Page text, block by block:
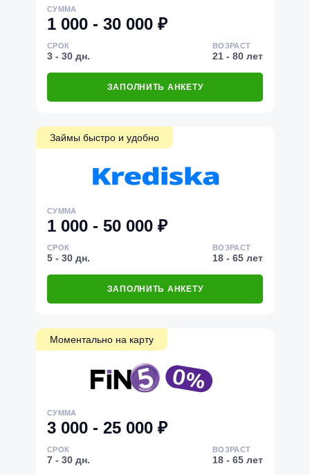
СУММА
1 000 - 30 000 ₽
СРОК
3 - 30 дн.
ВОЗРАСТ
21 - 80 лет
ЗАПОЛНИТЬ АНКЕТУ
Займы быстро и удобно
СУММА
1 000 - 50 000 ₽
СРОК
5 - 30 дн.
ВОЗРАСТ
18 - 65 лет
ЗАПОЛНИТЬ АНКЕТУ
Моментально на карту
СУММА
3 000 - 25 000 ₽
СРОК
7 - 30 дн.
ВОЗРАСТ
18 - 65 лет